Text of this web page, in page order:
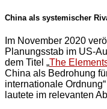
China als systemischer
Im November 2020
Planungsstab im US-
dem Titel „The
China als Bedrohung
internationale
lautete im relevanten